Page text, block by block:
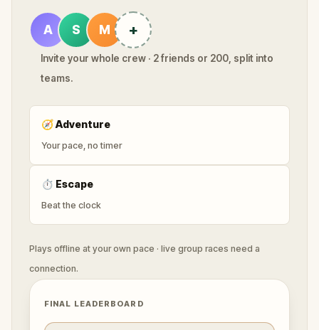
A S M +
Invite your whole crew · 2 friends or 200, split into
teams.
🧭Adventure
Your pace, no timer
⏱ Escape
Beat the clock
Plays offline at your own pace · live group races need a
connection.
FINAL LEADERBOARD